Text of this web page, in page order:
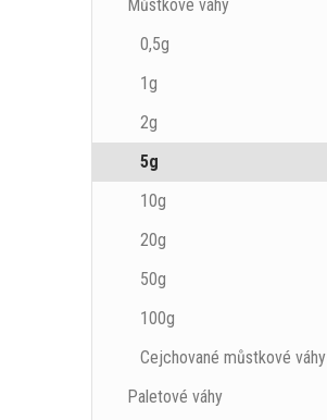
Můstkové váhy
0,5g
1g
2g
5g
10g
20g
50g
100g
Cejchované můstkové váhy
Paletové váhy